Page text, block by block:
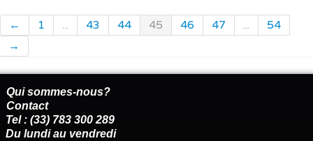
← 1 ... 43 44 45 46 47 ...
54
→
Qui sommes-nous?
Contact
Tel : (33) 783 300 289
Du lundi au vendredi